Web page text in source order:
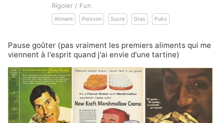
Rigoler / Fun
Aliment Poisson Sucre Gras Pubs
Pause goûter (pas vraiment les premiers aliments qui me
viennent à l'esprit quand j'ai envie d'une tartine)